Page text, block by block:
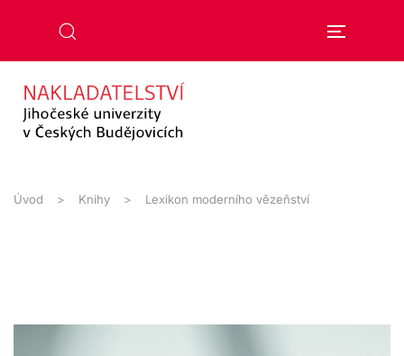
Úvod Knihy Lexikon moderního vězeňství